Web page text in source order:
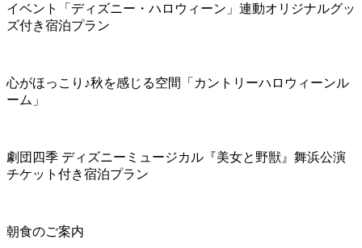
イベント「ディズニー・ハロウィーン」連動オリジナルグッ
ズ付き宿泊プラン
心がほっこり♪秋を感じる空間「カントリーハロウィーンル
ーム」
劇団四季 ディズニーミュージカル『美女と野獣』舞浜公演
チケット付き宿泊プラン
朝食のご案内